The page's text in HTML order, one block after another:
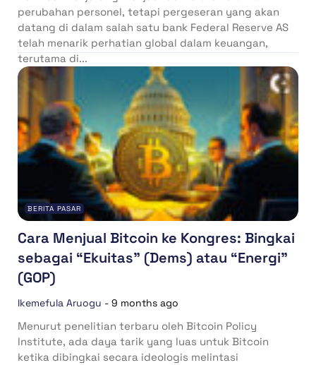
perubahan personel, tetapi pergeseran yang akan
datang di dalam salah satu bank Federal Reserve AS
telah menarik perhatian global dalam keuangan,
terutama di...
BERITA PASAR
Cara Menjual Bitcoin ke Kongres: Bingkai
sebagai “Ekuitas” (Dems) atau “Energi”
(GOP)
Ikemefula Aruogu - 9 months ago
Menurut penelitian terbaru oleh Bitcoin Policy
Institute, ada daya tarik yang luas untuk Bitcoin
ketika dibingkai secara ideologis melintasi